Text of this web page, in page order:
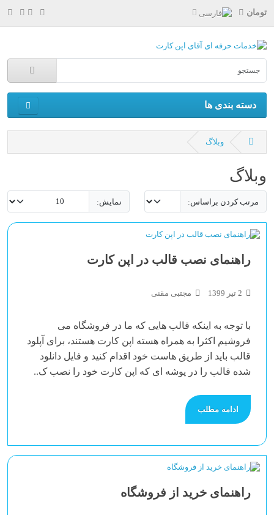
تومان
دسته بندی ها
وبلاگ
وبلاگ
مرتب کردن براساس: نمایش:
راهنمای نصب قالب در اپن کارت
2 تیر 1399 مجتبی مقنی
با توجه به اینکه قالب هایی که ما در فروشگاه می
فروشیم اکثرا به همراه هسته اپن کارت هستند، برای آپلود
قالب باید از طریق هاست خود اقدام کنید و فایل دانلود
شده قالب را در پوشه ای که اپن کارت خود را نصب ک..
ادامه مطلب
راهنمای خرید از فروشگاه